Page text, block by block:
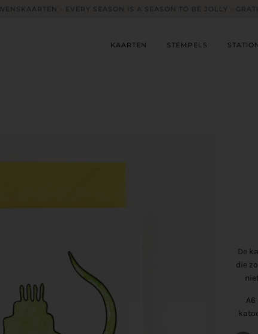
- EVERY SEASON IS A SEASON TO BE JOLLY -
KAARTEN STEMPELS
De
die